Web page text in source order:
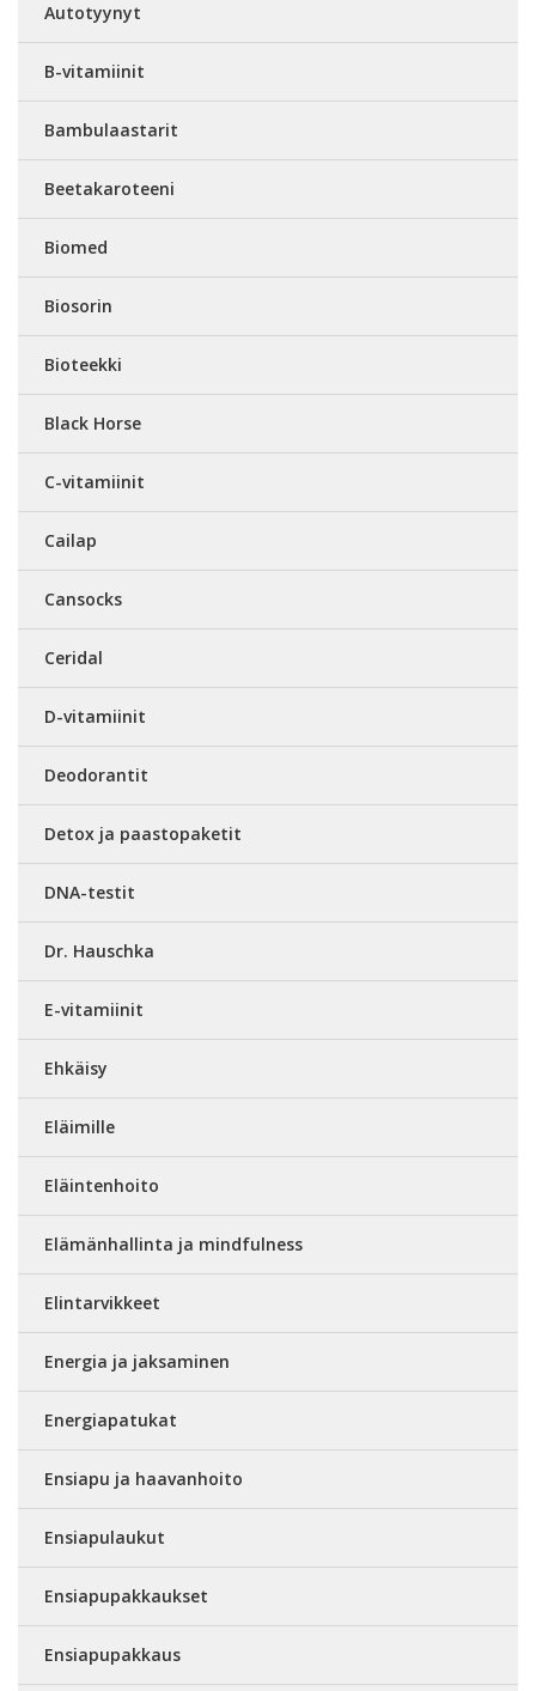
Autotyynyt
B-vitamiinit
Bambulaastarit
Beetakaroteeni
Biomed
Biosorin
Bioteekki
Black Horse
C-vitamiinit
Cailap
Cansocks
Ceridal
D-vitamiinit
Deodorantit
Detox ja paastopaketit
DNA-testit
Dr. Hauschka
E-vitamiinit
Ehkäisy
Eläimille
Eläintenhoito
Elämänhallinta ja mindfulness
Elintarvikkeet
Energia ja jaksaminen
Energiapatukat
Ensiapu ja haavanhoito
Ensiapulaukut
Ensiapupakkaukset
Ensiapupakkaus